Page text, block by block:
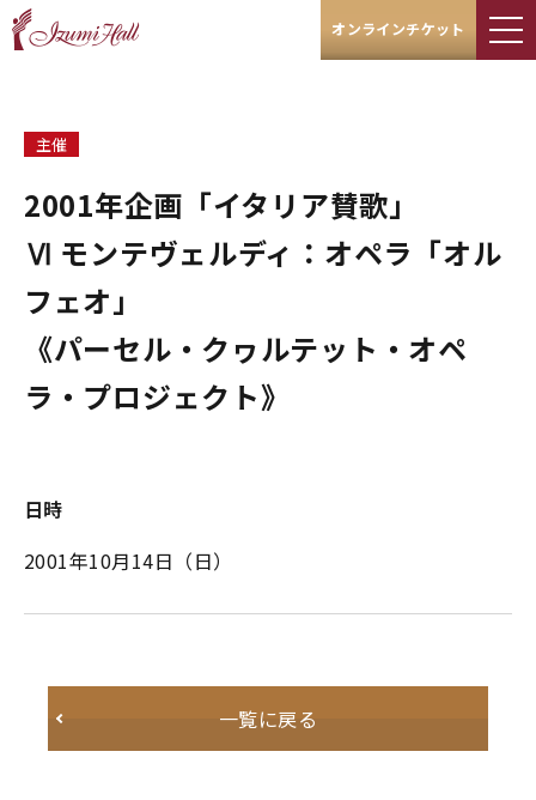
オンラインチケット
主催
2001年企画「イタリア賛歌」
Ⅵ モンテヴェルディ：オペラ「オル
フェオ」
《パーセル・クヮルテット・オペ
ラ・プロジェクト》
日時
2001年10月14日（日）
一覧に戻る